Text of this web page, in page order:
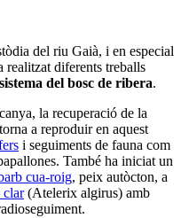
del riu Gaià, i en especial
realitzat diferents treballs
del bosc de ribera.
la recuperació de la
a reproduir en aquest
i seguiments de fauna com
També ha iniciat un
cua-roig, peix autòcton, a
clar(Atelerix algirus) amb